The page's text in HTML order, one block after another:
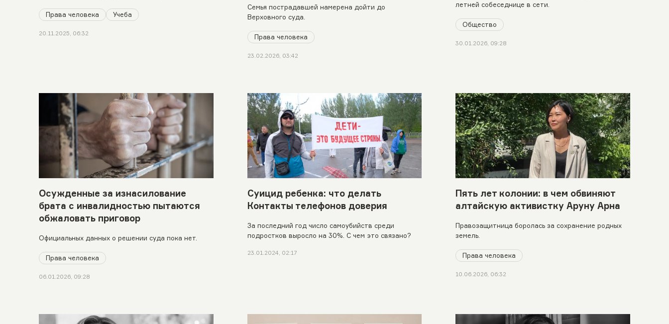
Права человека Учеба
20.11.2025, 06:32
Семья пострадавшей намерена дойти до
Верховного суда.
Права человека
23.02.2026, 03:42
летней собеседнице в сети.
Общество
30.01.2026, 09:28
Осужденные за изнасилование
брата с инвалидностью пытаются
обжаловать приговор
Официальных данных о решении суда пока нет.
Права человека
06.01.2026, 09:28
Суицид ребенка: что делать
Контакты телефонов доверия
За последний год число самоубийств среди
подростков выросло на 30%. С чем это связано?
23.01.2024, 02:17
Пять лет колонии: в чем обвиняют
алтайскую активистку Аруну Арна
Правозащитница боролась за сохранение родных
земель.
Права человека
10.06.2026, 06:32